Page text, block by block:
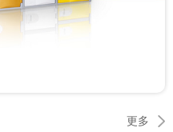
更多